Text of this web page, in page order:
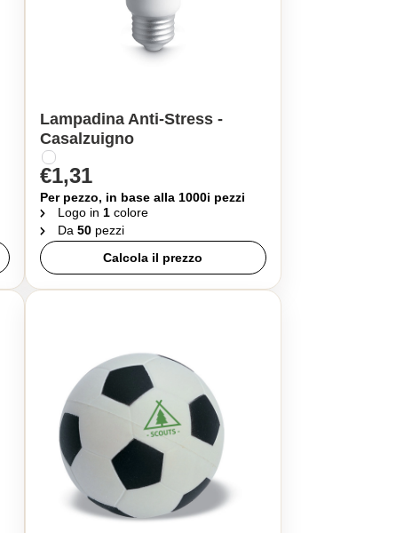
Lampadina Anti-Stress -
Casalzuigno
€1,31
Per pezzo, in base alla 1000i pezzi
Logo in 1colore
Da 50pezzi
Calcola il prezzo